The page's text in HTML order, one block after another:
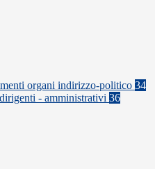
organi indirizzo-politico 34
- amministrativi 36